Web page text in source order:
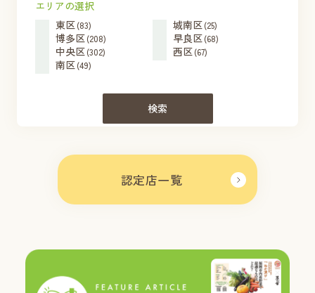
認定店一覧
エリアの選択
東区(83) 城南区(25)
博多区(208) 早良区(68)
中央区(302) 西区(67)
南区(49)
検索